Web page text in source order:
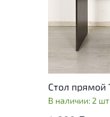
В наличии: 2 шт